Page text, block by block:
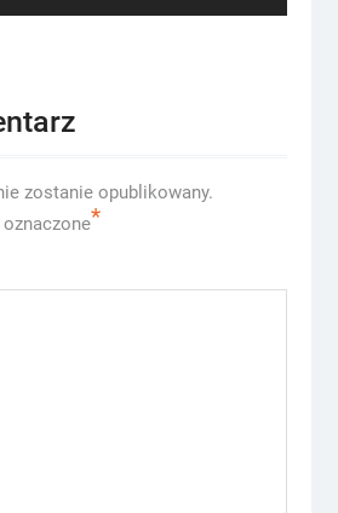
zostanie opublikowany.
*